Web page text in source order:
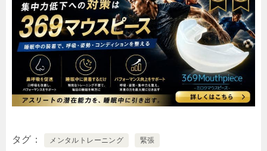
タグ メンタルトレーニング 緊張